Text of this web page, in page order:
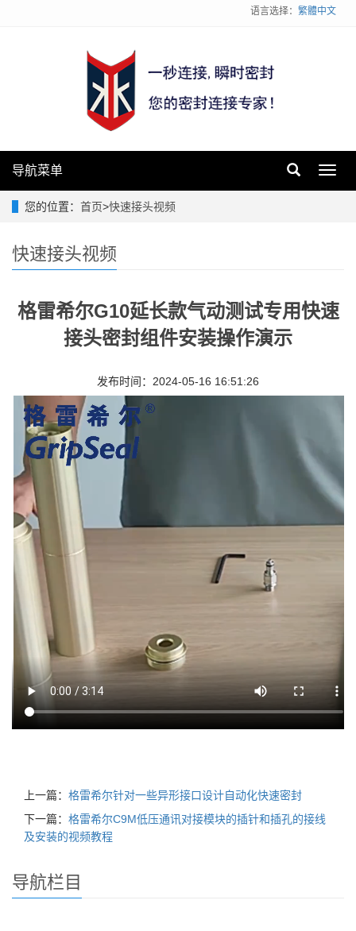
语言选择： 繁體中文
导航菜单
您的位置： 首页>快速接头视频
快速接头视频
格雷希尔G10延长款气动测试专用快速
接头密封组件安装操作演示
发布时间：2024-05-16 16:51:26
上一篇： 格雷希尔针对一些异形接口设计自动化快速密封
下一篇： 格雷希尔C9M低压通讯对接模块的插针和插孔的接线
及安装的视频教程
导航栏目